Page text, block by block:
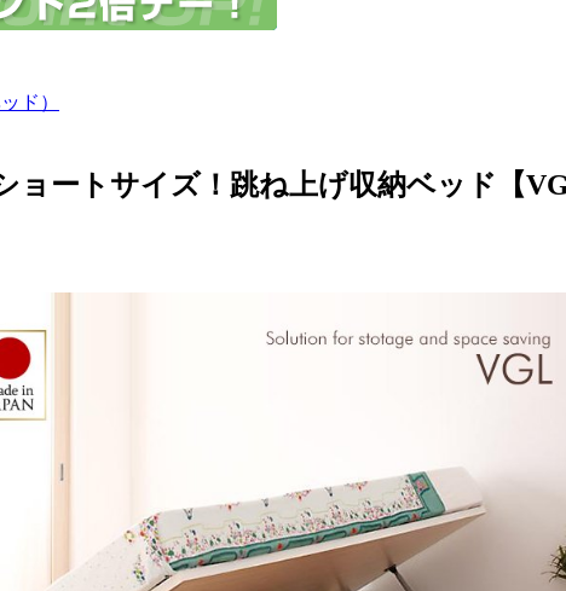
ド）
ョートサイズ！跳ね上げ収納ベッド【